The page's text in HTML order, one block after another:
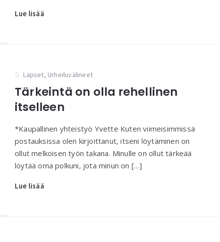
Lue lisää
Lapset, Urheiluvälineet
Tärkeintä on olla rehellinen
itselleen
*Kaupallinen yhteistyö Yvette Kuten viimeisimmissä
postauksissa olen kirjoittanut, itseni löytäminen on
ollut melkoisen työn takana. Minulle on ollut tärkeää
löytää oma polkuni, jota minun on […]
Lue lisää